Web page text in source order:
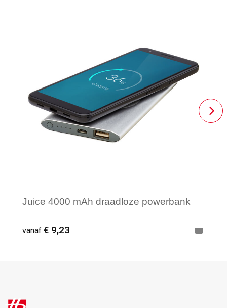
Juice 4000 mAh draadloze powerbank
vanaf € 9,23